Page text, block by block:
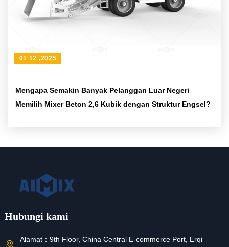
Mengapa Semakin Banyak Pelanggan Luar Negeri
Memilih Mixer Beton 2,6 Kubik dengan Struktur Engsel?
01 12 ,2025
Hubungi kami
Alamat： 9th Floor, China Central E-commerce Port, Erqi